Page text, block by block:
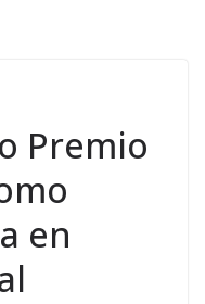
Premio
en